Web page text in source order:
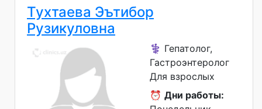
Тухтаева Эътибор
Рузикуловна
⚕️ Гепатолог,
Гастроэнтеролог
Для взрослых
⏰ Дни работы: